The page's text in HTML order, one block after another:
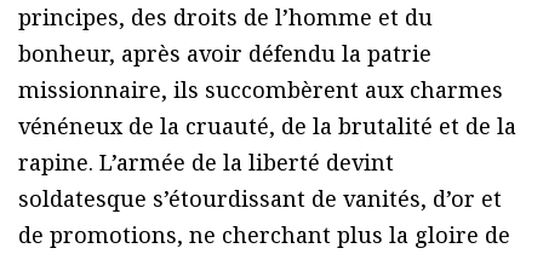
principes, des droits de l’homme et du
bonheur, après avoir défendu la patrie
missionnaire, ils succombèrent aux charmes
vénéneux de la cruauté, de la brutalité et de la
rapine. L’armée de la liberté devint
soldatesque s’étourdissant de vanités, d’or et
de promotions, ne cherchant plus la gloire de